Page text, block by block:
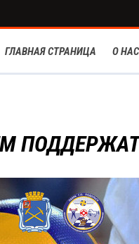
ГЛАВНАЯ СТРАНИЦА О НАС